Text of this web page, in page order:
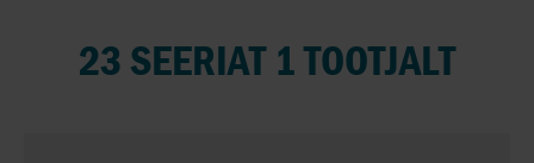
23 SEERIAT 1 TOOTJALT